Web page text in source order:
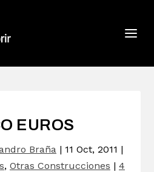
EUROS
Braña | 11 Oct, 2011 |
, Otras Construcciones | 4